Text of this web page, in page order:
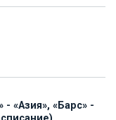
«Азия», «Барс» -